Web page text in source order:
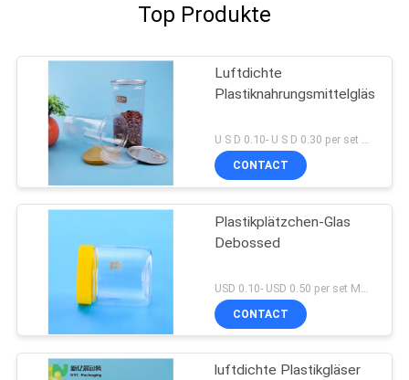
Top Produkte
Luftdichte
Plastiknahrungsmittelgläser
U S D 0.10- U S D 0.30 per set MOQ:Satz 5000
CONTACT
Plastikplätzchen-Glas
Debossed
USD 0.10- USD 0.50 per set MOQ:10000SET
CONTACT
luftdichte Plastikgläser